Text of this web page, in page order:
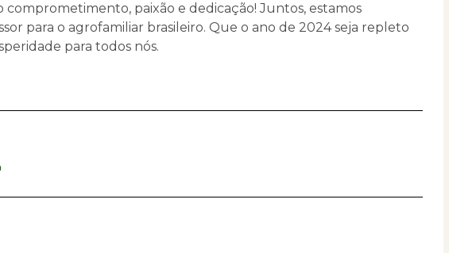
paixão e dedicação! Juntos, estamos
para o agrofamiliar brasileiro. Que o ano de 2024 seja repleto
para todos nós.